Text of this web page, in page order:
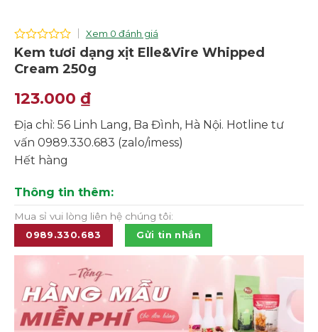
0
out
of
Xem 0 đánh giá
Kem tươi dạng xịt Elle&Vire Whipped
Cream 250g
123.000 ₫
Địa chỉ: 56 Linh Lang, Ba Đình, Hà Nội. Hotline tư
vấn 0989.330.683 (zalo/imess)
Hết hàng
Thông tin thêm:
Mua sỉ vui lòng liên hệ chúng tôi:
0989.330.683 Gửi tin nhắn